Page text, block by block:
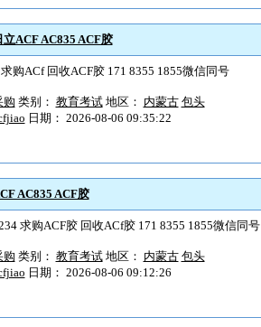
ACF AC835 ACF胶
购ACf 回收ACF胶 171 8355 1855微信同号
购 类别： 教育考试地区： 内蒙古 包头
日期： 2026-08-06 09:35:22
AC835 ACF胶
求购ACF胶 回收ACf胶 171 8355 1855微信同号
购 类别： 教育考试地区： 内蒙古 包头
日期： 2026-08-06 09:12:26